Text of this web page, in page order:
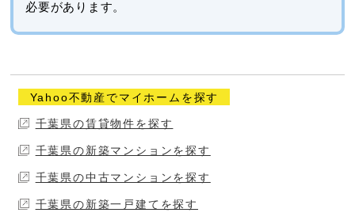
必要があります。
Yahoo不動産でマイホームを探す
千葉県の賃貸物件を探す
千葉県の新築マンションを探す
千葉県の中古マンションを探す
千葉県の新築一戸建てを探す